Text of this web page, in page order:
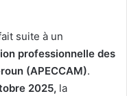
suite à un
professionnelle des
(APECCAM).
2025, la